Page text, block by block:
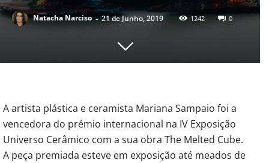
Natacha Narciso - 21 de Junho, 2019 1242 0
A artista plástica e ceramista Mariana Sampaio foi a
vencedora do prémio internacional na IV Exposição
Universo Cerâmico com a sua obra The Melted Cube.
A peça premiada esteve em exposição até meados de